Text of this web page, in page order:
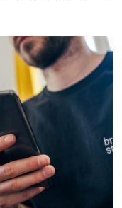
in dit artikel.